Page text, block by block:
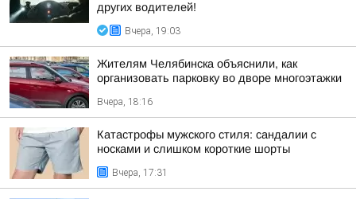
других водителей!
Вчера, 19:03
Жителям Челябинска объяснили, как
организовать парковку во дворе многоэтажки
Вчера, 18:16
Катастрофы мужского стиля: сандалии с
носками и слишком короткие шорты
Вчера, 17:31